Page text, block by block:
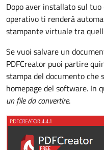
Dopo aver installato sul
operativo ti renderà
stampante virtuale tra
Se vuoi salvare un
PDFCreator puoi partire
stampa del documento che
homepage del software. In
un file da convertire.